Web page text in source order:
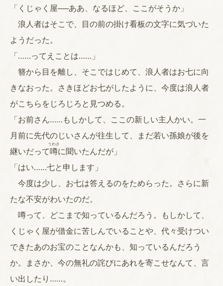
「くじゃく屋──ああ、なるほど、ここがそうか」
浪人者はそこで、目の前の掛け看板の文字に気づいた
ようだった。
「……ってえことは……」
簪から目を離し、そこではじめて、浪人者はお七に向
きなおった。さきほどお七がしたように、今度は浪人者
がこちらをじろじろと見つめる。
「お前さん……もしかして、ここの新しい主人かい。一
月前に先代のじいさんが往生して、まだ若い孫娘が後を
継いだって噂
うわさ
に聞いたんだが」
「はい……七と申します」
今度は少し、お七は答えるのをためらった。さらに新
たな不安がわいたのだ。
噂って、どこまで知っているんだろう。もしかして、
くじゃく屋が借金に苦しんでいることや、代々受けつい
できたあのお宝のことなんかも、知っているんだろう
か。まさか、今の無礼の詫びにあれを寄こせなんて、言
い出したり……。